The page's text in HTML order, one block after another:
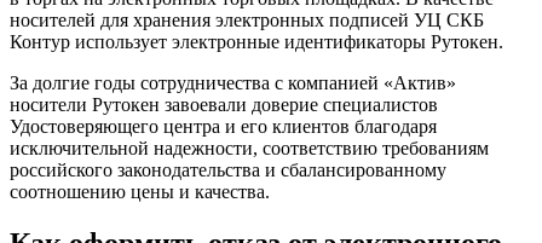
носителей для хранения электронных подписей УЦ СКБ
Контур использует электронные идентификаторы Рутокен.
За долгие годы сотрудничества с компанией «Актив»
носители Рутокен завоевали доверие специалистов
Удостоверяющего центра и его клиентов благодаря
исключительной надежности, соответствию требованиям
российского законодательства и сбалансированному
соотношению цены и качества.